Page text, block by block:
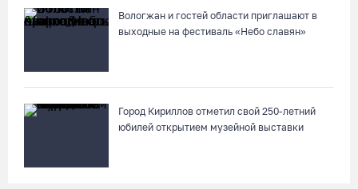
Вологжан и гостей области приглашают в
выходные на фестиваль «Небо славян»
Город Кириллов отметил свой 250-летний
юбилей открытием музейной выставки